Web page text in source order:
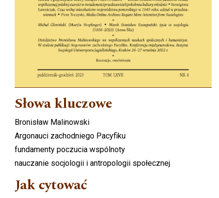
Słowa kluczowe
Bronisław Malinowski
Argonauci zachodniego Pacyfiku
fundamenty poczucia wspólnoty
nauczanie socjologii i antropologii społecznej
Jak cytować